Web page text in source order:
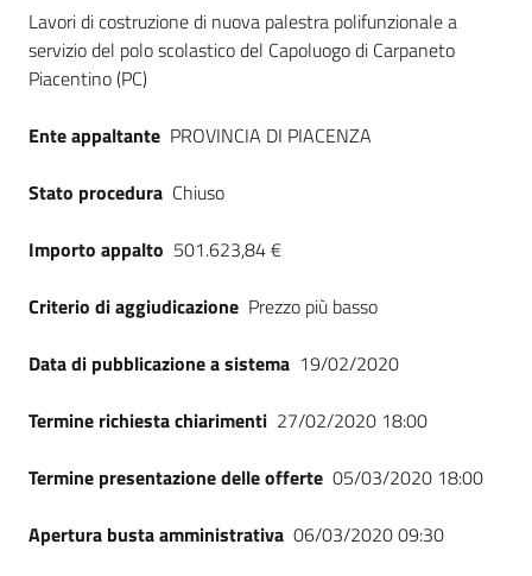
Dati del bando
Lavori di costruzione di nuova palestra polifunzionale a
servizio del polo scolastico del Capoluogo di Carpaneto
Piacentino (PC)
Ente appaltante PROVINCIA DI PIACENZA
Stato procedura Chiuso
Importo appalto 501.623,84 €
Criterio di aggiudicazione Prezzo più basso
Data di pubblicazione a sistema 19/02/2020
Termine richiesta chiarimenti 27/02/2020 18:00
Termine presentazione delle offerte 05/03/2020 18:00
Apertura busta amministrativa 06/03/2020 09:30